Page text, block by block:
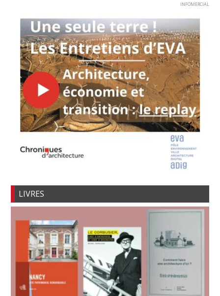
INFOMERCIAL
LIVRES